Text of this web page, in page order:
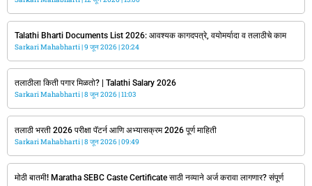
Talathi Bharti Documents List 2026: आवश्यक कागदपत्रे, वयोमर्यादा व तलाठीचे काम
Sarkari Mahabharti 9 जून 2026 20:24
तलाठीला किती पगार मिळतो? | Talathi Salary 2026
Sarkari Mahabharti 8 जून 2026 11:03
तलाठी भरती 2026 परीक्षा पॅटर्न आणि अभ्यासक्रम 2026 पूर्ण माहिती
Sarkari Mahabharti 8 जून 2026 09:49
मोठी बातमी! Maratha SEBC Caste Certificate साठी नव्याने अर्ज करावा लागणार? संपूर्ण